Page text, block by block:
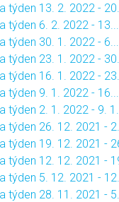
týden 13. 2. 2022 -
týden 6. 2. 2022 - 13....
týden 30. 1. 2022 - 6....
týden 23. 1. 2022 -
týden 16. 1. 2022 -
týden 9. 1. 2022 - 16....
týden 2. 1. 2022 - 9.
týden 26. 12. 2021 -
týden 19. 12. 2021 -
týden 12. 12. 2021 -
týden 5. 12. 2021 -
týden 28. 11. 2021 -